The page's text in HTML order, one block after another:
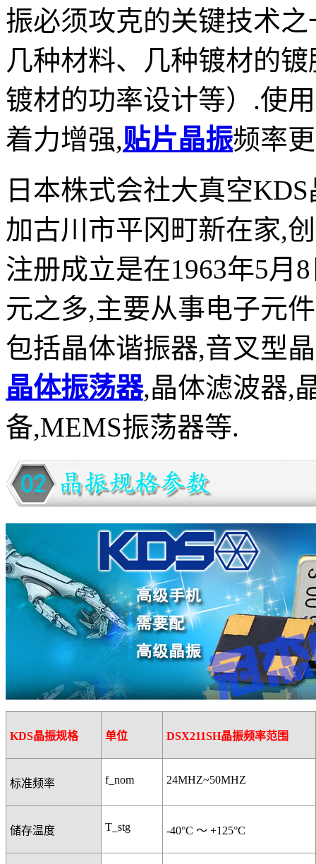
振必须攻克的关键技术
几种材料、几种镀材的
镀材的功率设计等）.使
着力增强,贴片晶振频率
日本株式会社大真空KDS
加古川市平冈町新在家,
注册成立是在1963年5月 8
元之多,主要从事电子元
包括晶体谐振器,音叉型
晶体振荡器,晶体滤波器,
备,MEMS振荡器等.
KDS晶振规格 单位 DSX211SH晶振频率范围
标准频率 f_nom 24MHZ~50MHZ
储存温度 T_stg -40°C ～ +125°C